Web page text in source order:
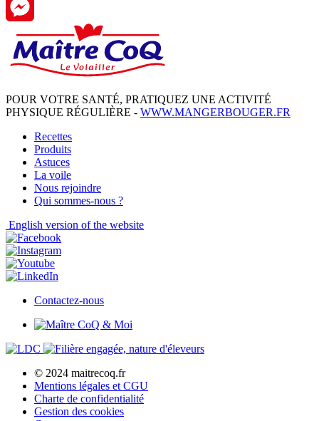
WhatsApp
Messenger
POUR VOTRE SANTÉ, PRATIQUEZ UNE ACTIVITÉ
PHYSIQUE RÉGULIÈRE - WWW.MANGERBOUGER.FR
Recettes
Produits
Astuces
La voile
Nous rejoindre
Qui sommes-nous ?
English version of the website
Contactez-nous
© 2024 maitrecoq.fr
Mentions légales et CGU
Charte de confidentialité
Gestion des cookies